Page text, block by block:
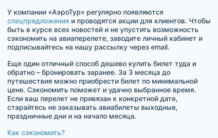
У компании «АэроТур» регулярно появляются
спецпредложения и проводятся акции для клиентов. Чтобы
быть в курсе всех новостей и не упустить возможность
сэкономить на авиаперелете, заводите личный кабинет и
подписывайтесь на нашу рассылку через email.
Еще один отличный способ дешево купить билет туда и
обратно – бронировать заранее. За 3 месяца до
путешествия можно приобрести билет по минимальной
цене. Сэкономить поможет и удачно выбранное время.
Если ваш перелет не привязан к конкретной дате,
старайтесь не заказывать авиабилеты выходные,
праздничные дни и на начало месяца.
Как сэкономить?